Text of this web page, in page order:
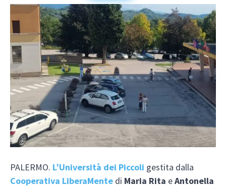
PALERMO. L’Università dei Piccoli gestita dalla
Cooperativa LiberaMente di Maria Rita eAntonella